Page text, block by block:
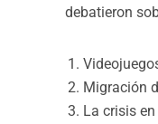
debatieron
Migración
La crisis